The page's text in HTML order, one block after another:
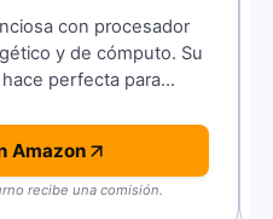
con procesador
y de cómputo. Su
perfecta para
Amazon
recibe una comisión.